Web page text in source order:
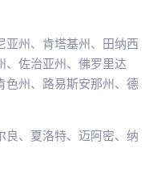
亚州、肯塔基州、田纳西
、佐治亚州、佛罗里达
色州、路易斯安那州、德
良、夏洛特、迈阿密、纳